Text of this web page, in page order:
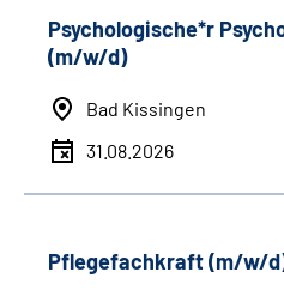
Psychologische*r
(m/w/d)
Bad Kissingen
31.08.2026
Pflegefachkraft (m/w/